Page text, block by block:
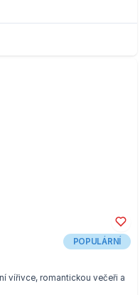
POPULÁRNÍ
vířivce, romantickou večeři a